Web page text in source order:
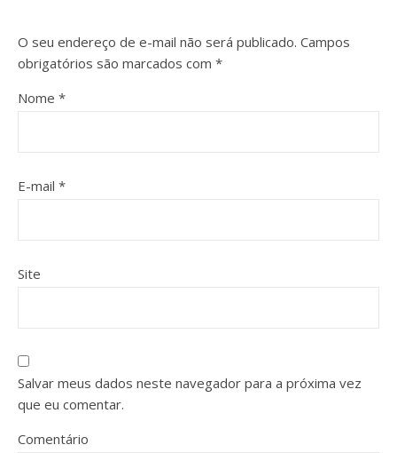
O seu endereço de e-mail não será publicado. Campos
obrigatórios são marcados com *
Nome *
E-mail *
Site
Salvar meus dados neste navegador para a próxima vez
que eu comentar.
Comentário